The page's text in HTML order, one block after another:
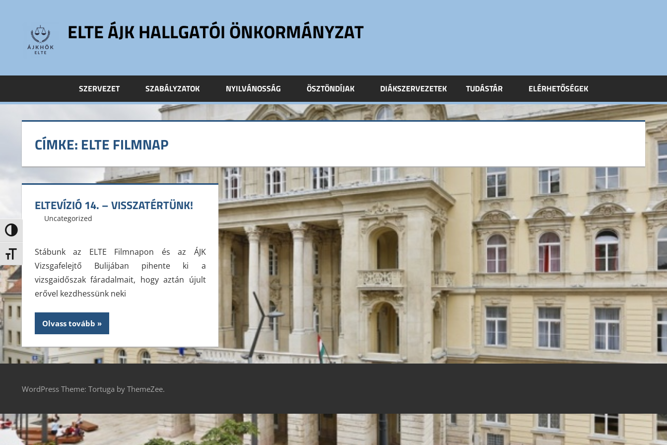
Nagy kontraszt váltása
Betűméret váltása
content
ELTE ÁJK HALLGATÓI ÖNKORMÁNYZAT
ELTE
Kar
Hallgatói
ELTE
HÖK
SZERVEZET SZABÁLYZATOK NYILVÁNOSSÁG ÖSZTÖNDÍJAK DIÁKSZERVEZETEK TUDÁSTÁR ELÉRHETŐSÉGEK
CÍMKE: ELTE FILMNAP
ELTEVÍZIÓ 14. – VISSZATÉRTÜNK!
2013. február 11.
ELTE ÁJK HÖK
Uncategorized
Stábunk az ELTE Filmnapon és az ÁJK
Vizsgafelejtő Bulijában pihente ki a
vizsgaidőszak fáradalmait, hogy aztán újult
erővel kezdhessünk neki
Olvass tovább
WordPress Theme: Tortuga by ThemeZee.